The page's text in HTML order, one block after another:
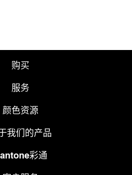
购买
服务
颜色资源
我们的产品
彩通